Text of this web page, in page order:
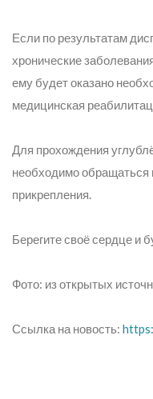
Если по результатам
хронические
ему будет оказано
медицинская
Для прохождения
необходимо обращаться
прикрепления.
Берегите своё сердце и
Фото: из открытых
Ссылка на новость: